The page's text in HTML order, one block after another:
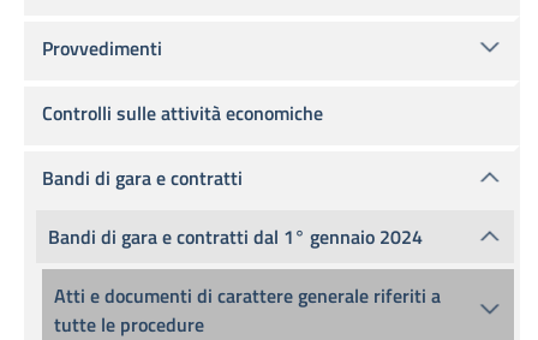
Provvedimenti
Controlli sulle attività economiche
Bandi di gara e contratti
Bandi di gara e contratti dal 1° gennaio 2024
Atti e documenti di carattere generale riferiti a
tutte le procedure